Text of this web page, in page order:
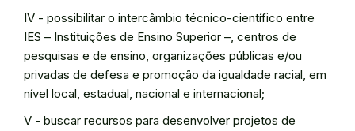
IV - possibilitar o intercâmbio técnico-científico entre
IES – Instituições de Ensino Superior –, centros de
pesquisas e de ensino, organizações públicas e/ou
privadas de defesa e promoção da igualdade racial, em
nível local, estadual, nacional e internacional;
V - buscar recursos para desenvolver projetos de